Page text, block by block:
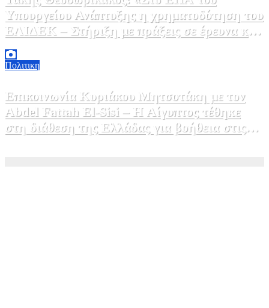
Υπουργείου Ανάπτυξης η χρηματοδότηση του
ΕΛΙΔΕΚ – Στήριξη με πράξεις σε έρευνα και
καινοτομία»
Πολιτικη
Επικοινωνία Κυριάκου Μητσοτάκη με τον
Abdel Fattah El-Sisi – Η Αίγυπτος τέθηκε
στη διάθεση της Ελλάδας για βοήθεια στις